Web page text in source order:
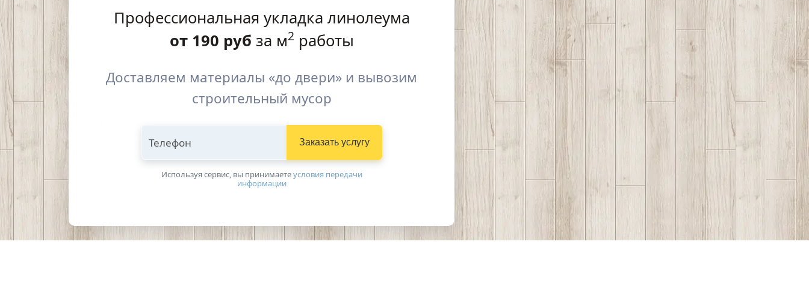
Профессиональная укладка линолеума
от 190 руб за м2 работы
Доставляем материалы «до двери» и вывозим
строительный мусор
Телефон Заказать услугу
Используя сервис, вы принимаетeусловия передачи
информации